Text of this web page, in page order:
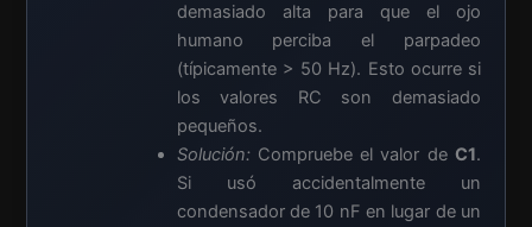
demasiado alta para que el ojo
humano perciba el parpadeo
(típicamente > 50 Hz). Esto ocurre si
los valores RC son demasiado
pequeños.
Solución:Compruebe el valor de C1.
Si usó accidentalmente un
condensador de 10 nF en lugar de un